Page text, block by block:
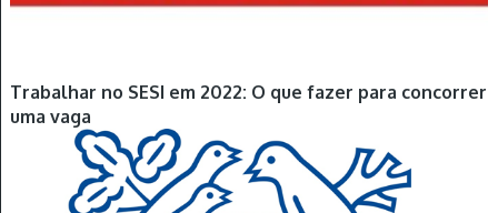
Trabalhar no SESI em 2022: O que fazer para concorrer
uma vaga